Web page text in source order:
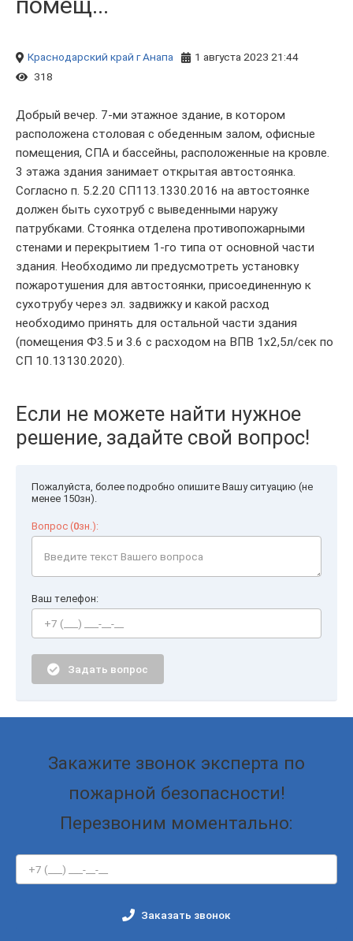
Краснодарский край г Анапа
1 августа 2023 21:44
318
Добрый вечер. 7-ми этажное здание, в котором
расположена столовая с обеденным залом, офисные
помещения, СПА и бассейны, расположенные на кровле.
3 этажа здания занимает открытая автостоянка.
Согласно п. 5.2.20 СП113.1330.2016 на автостоянке
должен быть сухотруб с выведенными наружу
патрубками. Стоянка отделена противопожарными
стенами и перекрытием 1-го типа от основной части
здания. Необходимо ли предусмотреть установку
пожаротушения для автостоянки, присоединенную к
сухотрубу через эл. задвижку и какой расход
необходимо принять для остальной части здания
(помещения Ф3.5 и 3.6 с расходом на ВПВ 1х2,5л/сек по
СП 10.13130.2020).
Если не можете найти нужное
решение, задайте свой вопрос!
Пожалуйста, более подробно опишите Вашу ситуацию (не
менее 150зн).
Вопрос (0зн.):
Ваш телефон:
Задать вопрос
Закажите звонок эксперта по
пожарной безопасности!
Перезвоним моментально:
Заказать звонок